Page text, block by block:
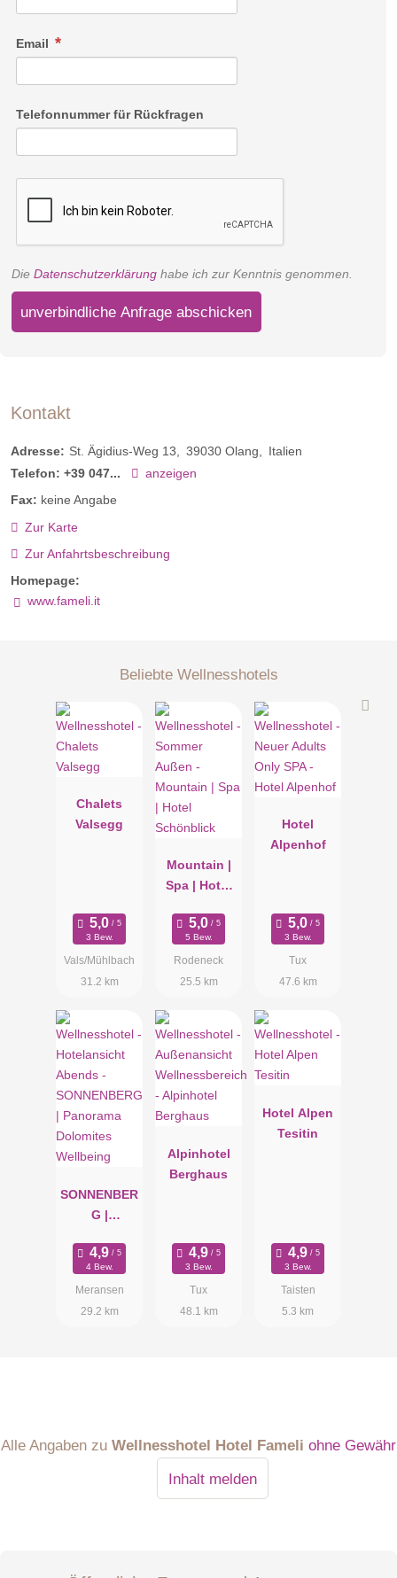
Email
Telefonnummer für Rückfragen
Die Datenschutzerklärung habe ich zur Kenntnis genommen.
unverbindliche Anfrage abschicken
Kontakt
Adresse: St. Ägidius-Weg 13 39030 Olang
Italien
Telefon: +39 047...
anzeigen
Fax: keine Angabe
Zur Karte
Zur Anfahrtsbeschreibung
Homepage:
www.fameli.it
Beliebte Wellnesshotels
Chalets
Valsegg
3 Bew.
Vals/Mühlbach
31.2 km
Mountain |
Spa | Hotel
5 Bew.
Rodeneck
25.5 km
Hotel
Alpenhof
3 Bew.
Tux
47.6 km
SONNENBER
G |
Dolomites
Wellbeing
4 Bew.
Meransen
29.2 km
Alpinhotel
Berghaus
3 Bew.
Tux
48.1 km
Hotel Alpen
Tesitin
3 Bew.
Taisten
5.3 km
Alle Angaben zuWellnesshotel Hotel Fameli ohne Gewähr
Inhalt melden